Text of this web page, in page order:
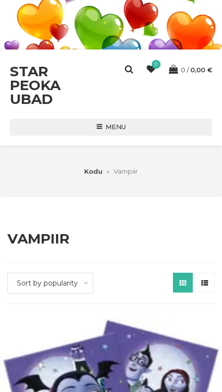
STAR
PEOKA
UBAD
0
0 0,00 €
MENU
Kodu » Vampiir
VAMPIIR
Sort by popularity